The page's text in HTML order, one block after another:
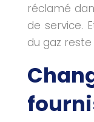
réclamé
de service.
du gaz